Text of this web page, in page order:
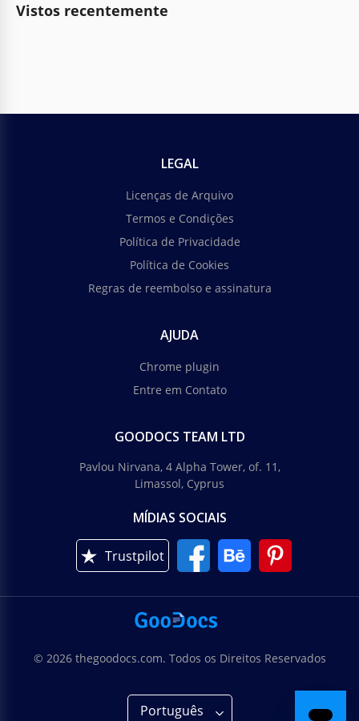
Vistos recentemente
LEGAL
Licenças de Arquivo
Termos e Condições
Política de Privacidade
Política de Cookies
Regras de reembolso e assinatura
AJUDA
Chrome plugin
Entre em Contato
GOODOCS TEAM LTD
Pavlou Nirvana, 4 Alpha Tower, of. 11,
Limassol, Cyprus
MÍDIAS SOCIAIS
Trustpilot
© 2026 thegoodocs.com. Todos os Direitos Reservados
Português